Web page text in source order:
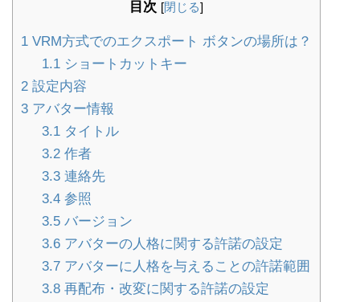
目次 [閉じる]
1 VRM方式でのエクスポート ボタンの場所は？
1.1ショートカットキー
2 設定内容
3 アバター情報
3.1タイトル
3.2作者
3.3連絡先
3.4参照
3.5バージョン
3.6アバターの人格に関する許諾の設定
3.7アバターに人格を与えることの許諾範囲
3.8再配布・改変に関する許諾の設定